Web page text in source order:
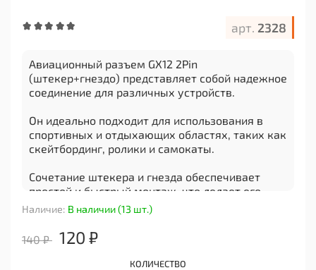
арт. 2328
Наличие: В наличии (13 шт.)
140 ₽ 120 ₽
КОЛИЧЕСТВО
Авиационный разъем GX12 2Pin
(штекер+гнездо) представляет собой надежное
соединение для различных устройств.
Он идеально подходит для использования в
спортивных и отдыхающих областях, таких как
скейтбординг, ролики и самокаты.
Сочетание штекера и гнезда обеспечивает
простой и быстрый монтаж, что делает его
удобным в использовании.
Авиационный разъем GX12 обладает двумя
контактами (2Pin), что обеспечивает
стабильное электрическое соединение.